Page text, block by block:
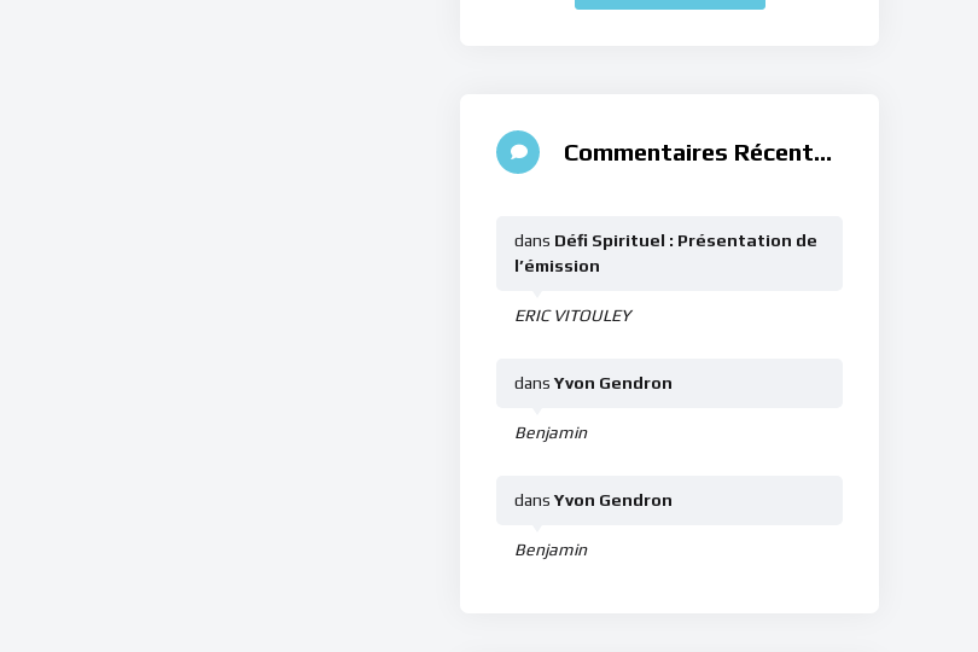
Commentaires Récents
ERIC VITOULEY
dans Défi Spirituel : Présentation de
l’émission
Benjamin
dansYvon Gendron
Benjamin
dansYvon Gendron